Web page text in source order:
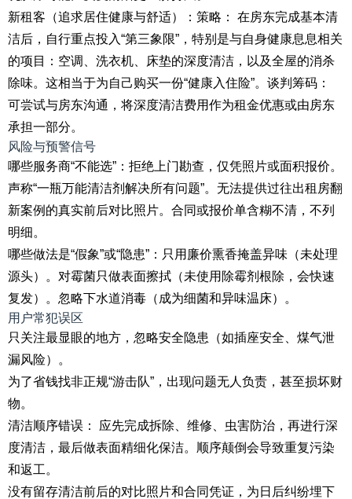
新租客（追求居住健康与舒适）：策略： 在房东完成基本清
洁后，自行重点投入“第三象限”，特别是与自身健康息息相关
的项目：空调、洗衣机、床垫的深度清洁，以及全屋的消杀
除味。这相当于为自己购买一份“健康入住险”。谈判筹码：
可尝试与房东沟通，将深度清洁费用作为租金优惠或由房东
承担一部分。
风险与预警信号
哪些服务商“不能选”：拒绝上门勘查，仅凭照片或面积报价。
声称“一瓶万能清洁剂解决所有问题”。无法提供过往出租房翻
新案例的真实前后对比照片。合同或报价单含糊不清，不列
明细。
哪些做法是“假象”或“隐患”：只用廉价熏香掩盖异味（未处理
源头）。对霉菌只做表面擦拭（未使用除霉剂根除，会快速
复发）。忽略下水道消毒（成为细菌和异味温床）。
用户常犯误区
只关注最显眼的地方，忽略安全隐患（如插座安全、煤气泄
漏风险）。
为了省钱找非正规“游击队”，出现问题无人负责，甚至损坏财
物。
清洁顺序错误： 应先完成拆除、维修、虫害防治，再进行深
度清洁，最后做表面精细化保洁。顺序颠倒会导致重复污染
和返工。
没有留存清洁前后的对比照片和合同凭证，为日后纠纷埋下